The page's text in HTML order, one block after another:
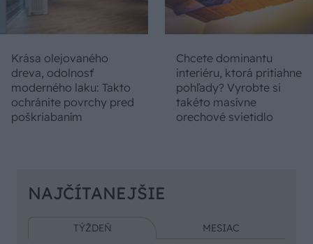
Krása olejovaného
dreva, odolnosť
moderného laku: Takto
ochránite povrchy pred
poškriabaním
Chcete dominantu
interiéru, ktorá pritiahne
pohľady? Vyrobte si
takéto masívne
orechové svietidlo
NAJČÍTANEJŠIE
TÝŽDEŇ MESIAC